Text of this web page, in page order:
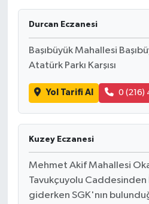
Durcan Eczanesi
Başıbüyük Mahallesi
Atatürk Parkı Karşısı
Yol Tarifi Al 0 (216)
Kuzey Eczanesi
Mehmet Akif Mahallesi
Tavukçuyolu Caddesinden
giderken SGK'nın